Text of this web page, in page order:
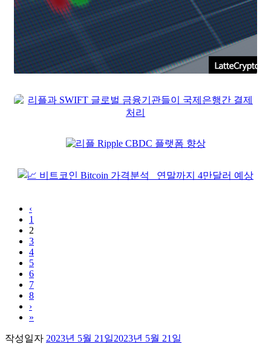
‹
1
2
3
4
5
6
7
8
›
»
작성일자 2023년 5월 21일2023년 5월 21일